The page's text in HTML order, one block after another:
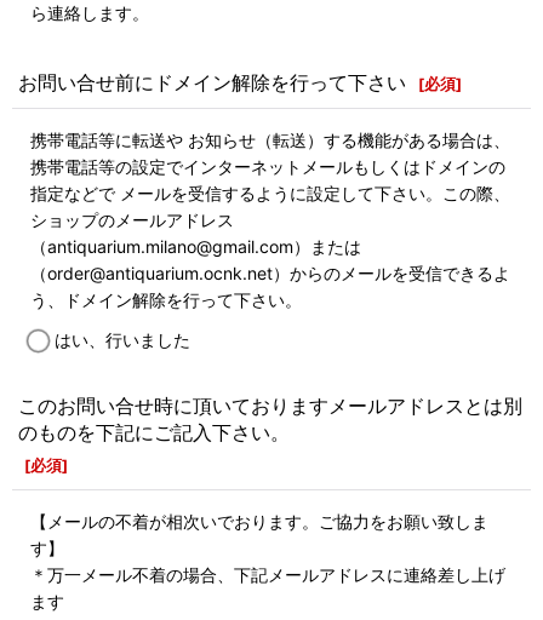
ら連絡します。
お問い合せ前にドメイン解除を行って下さい [必須]
携帯電話等に転送や お知らせ（転送）する機能がある場合は、
携帯電話等の設定でインターネットメールもしくはドメインの
指定などで メールを受信するように設定して下さい。この際、
ショップのメールアドレス
（antiquarium.milano@gmail.com）または
（order@antiquarium.ocnk.net）からのメールを受信できるよ
う、ドメイン解除を行って下さい。
はい、行いました
このお問い合せ時に頂いておりますメールアドレスとは別
のものを下記にご記入下さい。
[必須]
【メールの不着が相次いでおります。ご協力をお願い致しま
す】
＊万一メール不着の場合、下記メールアドレスに連絡差し上げ
ます